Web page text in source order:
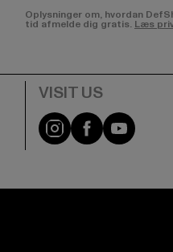
Oplysninger om, hvordan
tid afmelde dig gratis. Læs
Visit ourVisit our
Visit